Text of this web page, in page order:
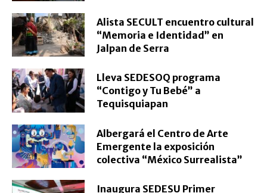
Alista SECULT encuentro cultural
“Memoria e Identidad” en
Jalpan de Serra
Lleva SEDESOQ programa
“Contigo y Tu Bebé” a
Tequisquiapan
Albergará el Centro de Arte
Emergente la exposición
colectiva “México Surrealista”
Inaugura SEDESU Primer